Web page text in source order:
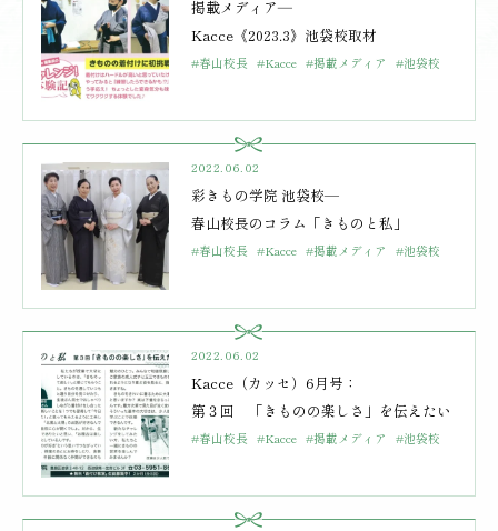
掲載メディア―
Kacce《2023.3》池袋校取材
#春山校長 #Kacce #掲載メディア #池袋校
2022.06.02
彩きもの学院 池袋校—
春山校長のコラム「きものと私」
#春山校長 #Kacce #掲載メディア #池袋校
2022.06.02
Kacce（カッセ）6月号：
第３回 「きものの楽しさ」を伝えたい
#春山校長 #Kacce #掲載メディア #池袋校